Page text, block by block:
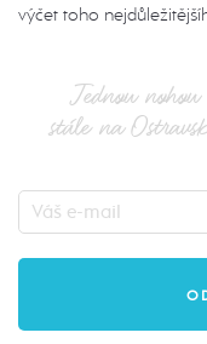
výčet toho
Jednou nohou
stále na